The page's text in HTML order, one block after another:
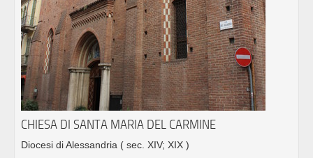
CHIESA DI SANTA MARIA DEL CARMINE
Diocesi di Alessandria ( sec. XIV; XIX )